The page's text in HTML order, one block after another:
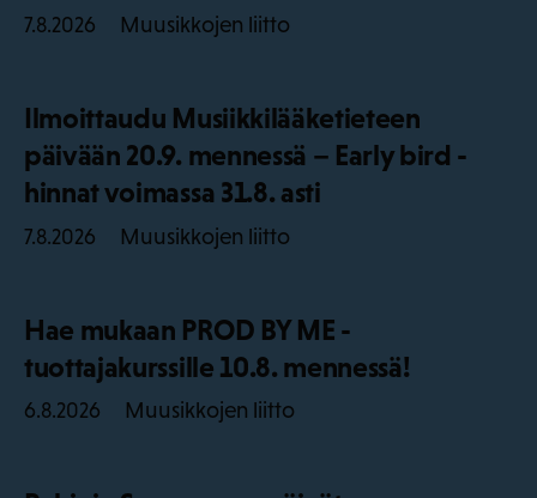
7.8.2026 Muusikkojen liitto
Ilmoittaudu Musiikkilääketieteen
päivään 20.9. mennessä – Early bird -
hinnat voimassa 31.8. asti
7.8.2026 Muusikkojen liitto
Hae mukaan PROD BY ME -
tuottajakurssille 10.8. mennessä!
6.8.2026 Muusikkojen liitto